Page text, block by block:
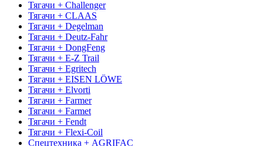
Тягачи + Challenger
Тягачи + CLAAS
Тягачи + Degelman
Тягачи + Deutz-Fahr
Тягачи + DongFeng
Тягачи + E-Z Trail
Тягачи + Egritech
Тягачи + EISEN LÖWE
Тягачи + Elvorti
Тягачи + Farmer
Тягачи + Farmet
Тягачи + Fendt
Тягачи + Flexi-Coil
Спецтехника + AGRIFAC